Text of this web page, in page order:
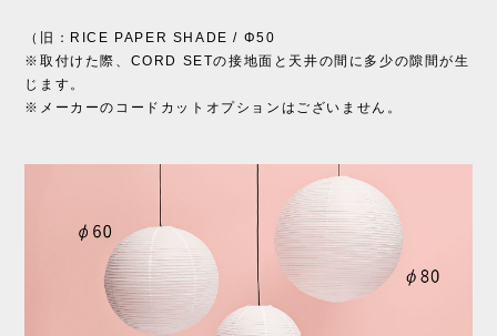
（旧：RICE PAPER SHADE / Φ50
※取付けた際、CORD SETの接地面と天井の間に多少の隙間が生
じます。
※メーカーのコードカットオプションはございません。